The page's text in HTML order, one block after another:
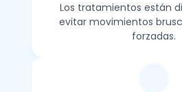
Los tratamientos están
evitar movimientos
forzadas.